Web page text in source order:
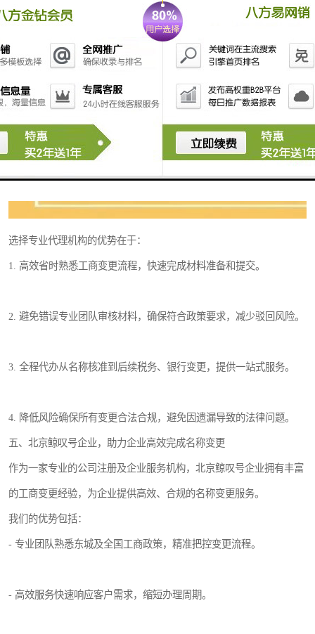
选择专业代理机构的优势在于：
1. 高效省时熟悉工商变更流程，快速完成材料准备和提交。
2. 避免错误专业团队审核材料，确保符合政策要求，减少驳回风险。
3. 全程代办从名称核准到后续税务、银行变更，提供一站式服务。
4. 降低风险确保所有变更合法合规，避免因遗漏导致的法律问题。
五、北京鲸叹号企业，助力企业高效完成名称变更
作为一家专业的公司注册及企业服务机构，北京鲸叹号企业拥有丰富
的工商变更经验，为企业提供高效、合规的名称变更服务。
我们的优势包括：
- 专业团队熟悉东城及全国工商政策，精准把控变更流程。
- 高效服务快速响应客户需求，缩短办理周期。